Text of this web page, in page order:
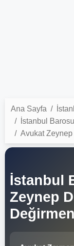
Ana Sayfa
İstanbul
Avukat
İstanbul
Zeynep